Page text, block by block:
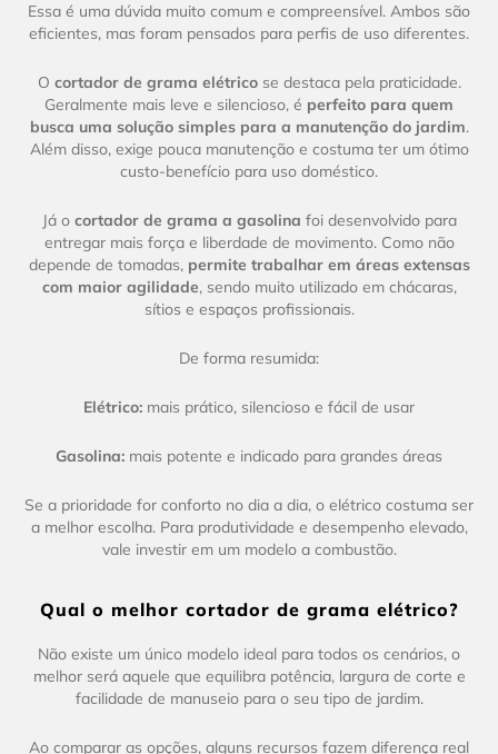
Essa é uma dúvida muito comum e compreensível. Ambos são
eficientes, mas foram pensados para perfis de uso diferentes.
O cortador de grama elétricose destaca pela praticidade.
Geralmente mais leve e silencioso, é perfeito para quem
busca uma solução simples para a manutenção do jardim.
Além disso, exige pouca manutenção e costuma ter um ótimo
custo-benefício para uso doméstico.
Já o cortador de grama a gasolina foi desenvolvido para
entregar mais força e liberdade de movimento. Como não
depende de tomadas, permite trabalhar em áreas extensas
com maior agilidade, sendo muito utilizado em chácaras,
sítios e espaços profissionais.
De forma resumida:
Elétrico: mais prático, silencioso e fácil de usar
Gasolina: mais potente e indicado para grandes áreas
Se a prioridade for conforto no dia a dia, o elétrico costuma ser
a melhor escolha. Para produtividade e desempenho elevado,
vale investir em um modelo a combustão.
Qual o melhor cortador de grama elétrico?
Não existe um único modelo ideal para todos os cenários, o
melhor será aquele que equilibra potência, largura de corte e
facilidade de manuseio para o seu tipo de jardim.
Ao comparar as opções, alguns recursos fazem diferença real